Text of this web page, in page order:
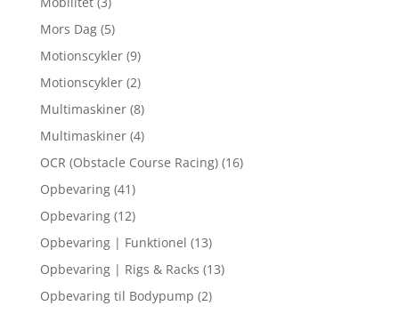
Mors Dag (5)
Motionscykler (9)
Motionscykler (2)
Multimaskiner (8)
Multimaskiner (4)
OCR (Obstacle Course Racing) (16)
Opbevaring (41)
Opbevaring (12)
Opbevaring | Funktionel (13)
Opbevaring | Rigs & Racks (13)
Opbevaring til Bodypump (2)